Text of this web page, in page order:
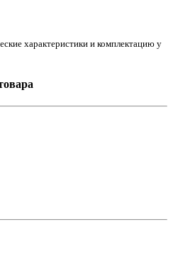
характеристики и комплектацию у